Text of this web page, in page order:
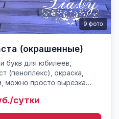
9 фото
(окрашенные)
букв для юбилеев,
(пеноплекс), окраска,
можно просто вырезка
сутки